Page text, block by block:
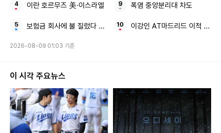
이란 호르무즈 美·이스라엘
보험금 회사에 불 질렀다 60대 임원
폭염 중앙분리대 차도
이강인 AT마드리드 이적 이유
2026-08-09 01:03 기준
이 시각 주요뉴스